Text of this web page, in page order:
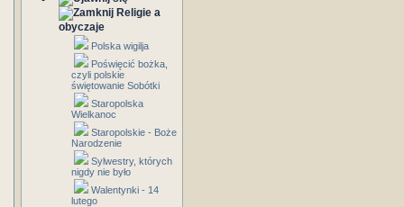
Religie a
obyczaje
Polska wigilja
Poświęcić bożka,
czyli polskie
świętowanie Sobótki
Staropolska
Wielkanoc
Staropolskie - Boże
Narodzenie
Sylwestry, których
nigdy nie było
Walentynki - 14
lutego